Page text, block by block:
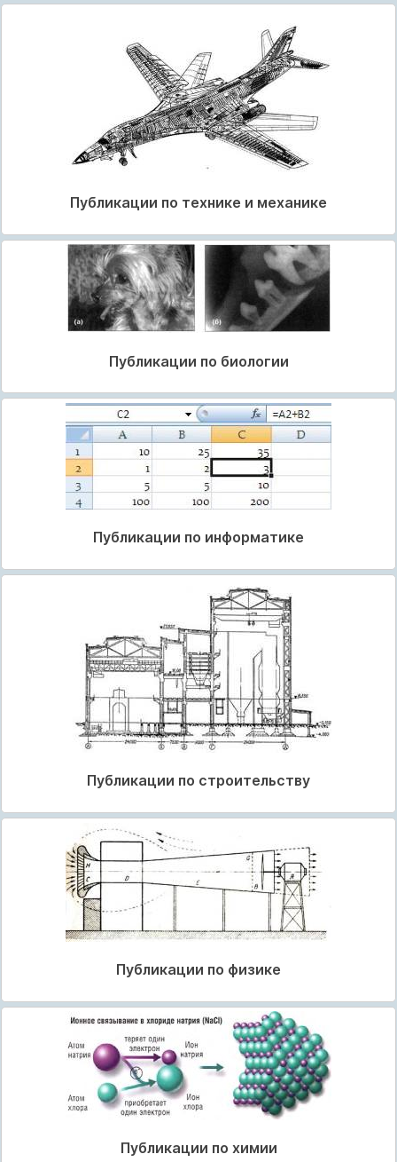
Публикации по технике и механике
Публикации по биологии
Публикации по информатике
Публикации по строительству
Публикации по физике
Публикации по химии